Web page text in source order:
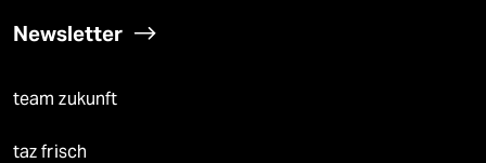
Newsletter
team zukunft
taz frisch